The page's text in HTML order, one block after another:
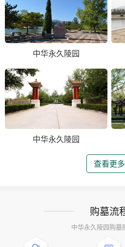
中华永久陵园
中华永久陵园
查看更多
购墓流
中华永久陵园购墓